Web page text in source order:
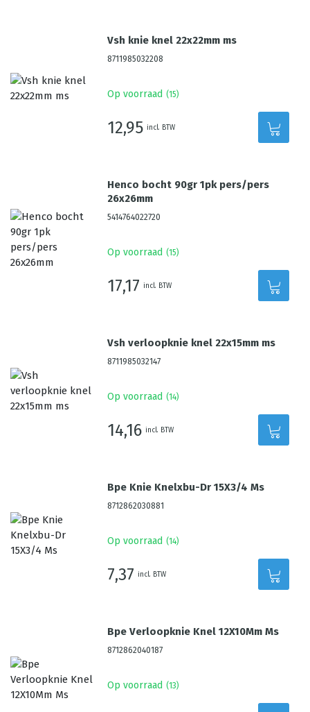
Vsh knie knel 22x22mm ms
8711985032208
Op voorraad (15)
12,95 incl. BTW
Henco bocht 90gr 1pk pers/pers
26x26mm
5414764022720
Op voorraad (15)
17,17 incl. BTW
Vsh verloopknie knel 22x15mm ms
8711985032147
Op voorraad (14)
14,16 incl. BTW
Bpe Knie Knelxbu-Dr 15X3/4 Ms
8712862030881
Op voorraad (14)
7,37 incl. BTW
Bpe Verloopknie Knel 12X10Mm Ms
8712862040187
Op voorraad (13)